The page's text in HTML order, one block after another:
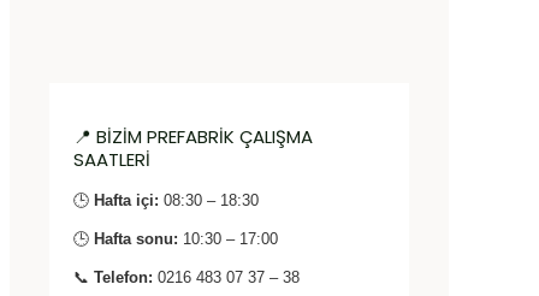
📍 BİZİM PREFABRİK ÇALIŞMA
SAATLERİ
🕒 Hafta içi: 08:30 – 18:30
🕒 Hafta sonu: 10:30 – 17:00
📞 Telefon: 0216 483 07 37 – 38